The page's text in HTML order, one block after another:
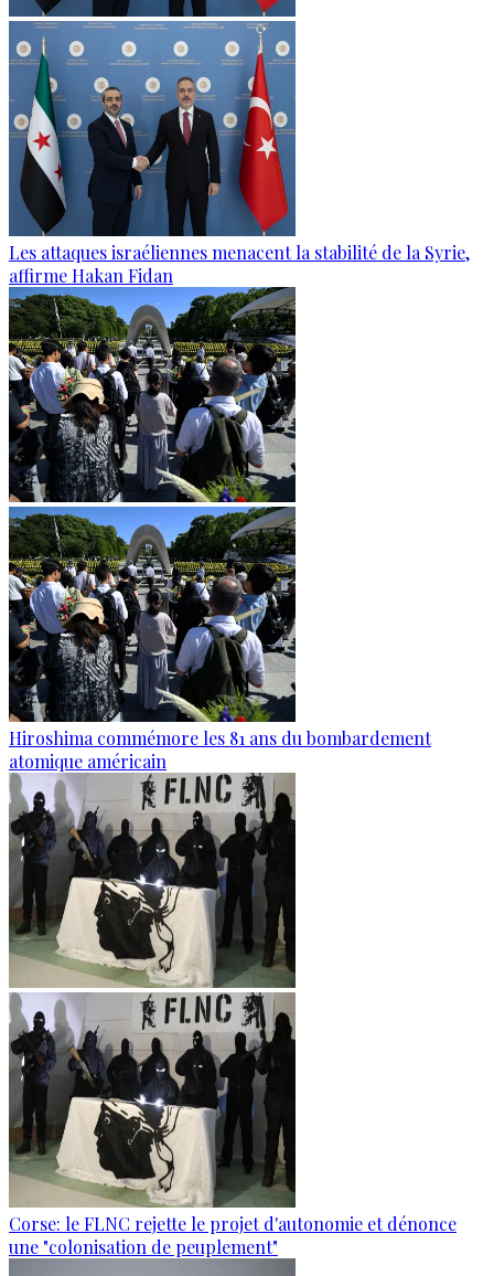
Les attaques israéliennes menacent la stabilité de la Syrie,
affirme Hakan Fidan
Hiroshima commémore les 81 ans du bombardement
atomique américain
Corse: le FLNC rejette le projet d'autonomie et dénonce
une "colonisation de peuplement"